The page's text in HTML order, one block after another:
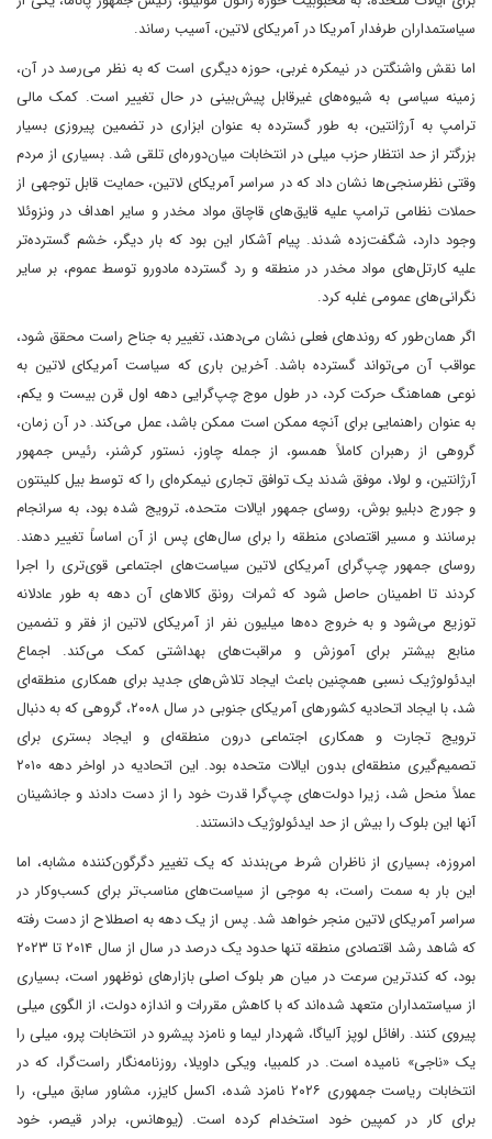
سیاستمداران طرفدار آمریکا در آمریکای لاتین، آسیب رساند.
اما نقش واشنگتن در نیمکره غربی، حوزه دیگری است که به نظر می‌رسد در آن،
زمینه سیاسی به شیوه‌های غیرقابل پیش‌بینی در حال تغییر است. کمک مالی
ترامپ به آرژانتین، به طور گسترده به عنوان ابزاری در تضمین پیروزی بسیار
بزرگتر از حد انتظار حزب میلی در انتخابات میان‌دوره‌ای تلقی شد. بسیاری از مردم
وقتی نظرسنجی‌ها نشان داد که در سراسر آمریکای لاتین، حمایت قابل توجهی از
حملات نظامی ترامپ علیه قایق‌های قاچاق مواد مخدر و سایر اهداف در ونزوئلا
وجود دارد، شگفت‌زده شدند. پیام آشکار این بود که بار دیگر، خشم گسترده‌تر
علیه کارتل‌های مواد مخدر در منطقه و رد گسترده مادورو توسط عموم، بر سایر
نگرانی‌های عمومی غلبه کرد.
اگر همان‌طور که روندهای فعلی نشان می‌دهند، تغییر به جناح راست محقق شود،
عواقب آن می‌تواند گسترده باشد. آخرین باری که سیاست آمریکای لاتین به
نوعی هماهنگ حرکت کرد، در طول موج چپ‌گرایی دهه اول قرن بیست و یکم،
به عنوان راهنمایی برای آنچه ممکن است ممکن باشد، عمل می‌کند. در آن زمان،
گروهی از رهبران کاملاً همسو، از جمله چاوز، نستور کرشنر، رئیس جمهور
آرژانتین، و لولا، موفق شدند یک توافق تجاری نیمکره‌ای را که توسط بیل کلینتون
و جورج دبلیو بوش، روسای جمهور ایالات متحده، ترویج شده بود، به سرانجام
برسانند و مسیر اقتصادی منطقه را برای سال‌های پس از آن اساساً تغییر دهند.
روسای جمهور چپ‌گرای آمریکای لاتین سیاست‌های اجتماعی قوی‌تری را اجرا
کردند تا اطمینان حاصل شود که ثمرات رونق کالاهای آن دهه به طور عادلانه
توزیع می‌شود و به خروج ده‌ها میلیون نفر از آمریکای لاتین از فقر و تضمین
منابع بیشتر برای آموزش و مراقبت‌های بهداشتی کمک می‌کند. اجماع
ایدئولوژیک نسبی همچنین باعث ایجاد تلاش‌های جدید برای همکاری منطقه‌ای
شد، با ایجاد اتحادیه کشورهای آمریکای جنوبی در سال ۲۰۰۸، گروهی که به دنبال
ترویج تجارت و همکاری اجتماعی درون منطقه‌ای و ایجاد بستری برای
تصمیم‌گیری منطقه‌ای بدون ایالات متحده بود. این اتحادیه در اواخر دهه ۲۰۱۰
عملاً منحل شد، زیرا دولت‌های چپ‌گرا قدرت خود را از دست دادند و جانشینان
آنها این بلوک را بیش از حد ایدئولوژیک دانستند.
امروزه، بسیاری از ناظران شرط می‌بندند که یک تغییر دگرگون‌کننده مشابه، اما
این بار به سمت راست، به موجی از سیاست‌های مناسب‌تر برای کسب‌وکار در
سراسر آمریکای لاتین منجر خواهد شد. پس از یک دهه به اصطلاح از دست رفته
که شاهد رشد اقتصادی منطقه تنها حدود یک درصد در سال از سال ۲۰۱۴ تا ۲۰۲۳
بود، که کندترین سرعت در میان هر بلوک اصلی بازارهای نوظهور است، بسیاری
از سیاستمداران متعهد شده‌اند که با کاهش مقررات و اندازه دولت، از الگوی میلی
پیروی کنند. رافائل لوپز آلیاگا، شهردار لیما و نامزد پیشرو در انتخابات پرو، میلی را
یک «ناجی» نامیده است. در کلمبیا، ویکی داویلا، روزنامه‌نگار راست‌گرا، که در
انتخابات ریاست جمهوری ۲۰۲۶ نامزد شده، اکسل کایزر، مشاور سابق میلی، را
برای کار در کمپین خود استخدام کرده است. (یوهانس، برادر قیصر، خود